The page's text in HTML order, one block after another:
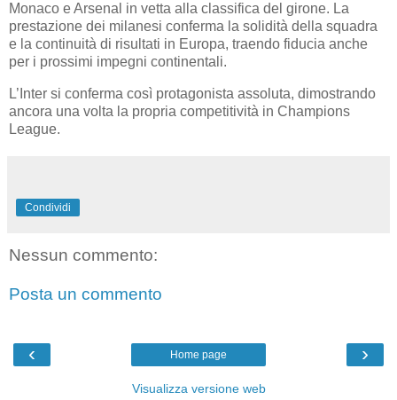
Monaco e Arsenal in vetta alla classifica del girone. La
prestazione dei milanesi conferma la solidità della squadra
e la continuità di risultati in Europa, traendo fiducia anche
per i prossimi impegni continentali.
L’Inter si conferma così protagonista assoluta, dimostrando
ancora una volta la propria competitività in Champions
League.
Condividi
Nessun commento:
Posta un commento
‹ ›
Home page
Visualizza versione web